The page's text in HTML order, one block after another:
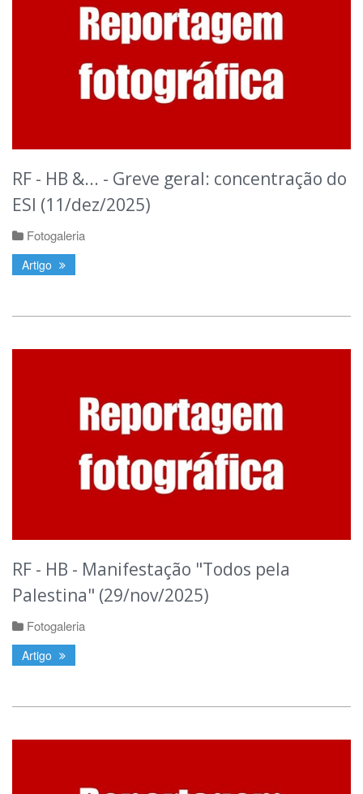
RF - HB &... - Greve geral: concentração do
ESI (11/dez/2025)
Fotogaleria
Artigo
RF - HB - Manifestação "Todos pela
Palestina" (29/nov/2025)
Fotogaleria
Artigo